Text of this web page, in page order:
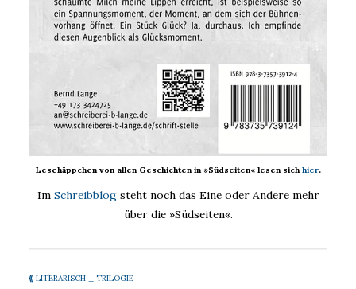
Lesehäppchen von allen Geschichten in »Südseiten« lesen sichhier.
Im Schreibblogsteht noch das Eine oder Andere mehr
über die »Südseiten«.
⟪ LITERARISCH _ TRILOGIE